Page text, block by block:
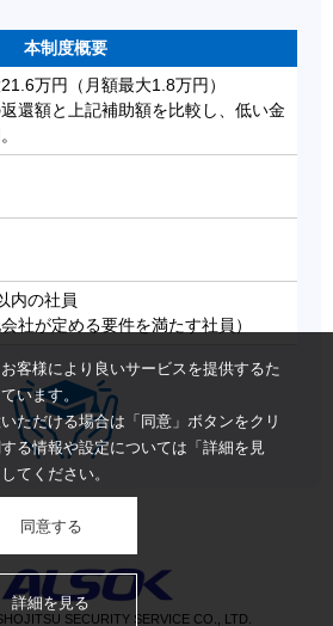
本制度概要
万円（月額最大1.8万円）
還額と上記補助額を比較し、低い金
内の社員
会社が定める要件を満たす社員）
SECURITY SERVICE CO., LTD.
客様により良いサービスを提供するた
います。
ただける場合は「同意」ボタンをクリ
る情報や設定については「詳細を見
てください。
同意する
詳細を見る